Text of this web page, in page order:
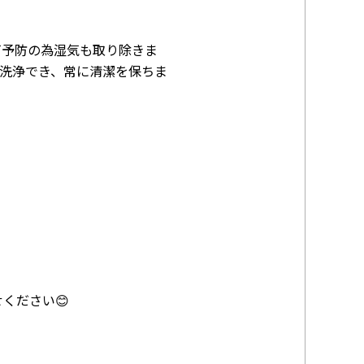
防の為湿気も取り除きま
浄でき、常に清潔を保ちま
ださい😊